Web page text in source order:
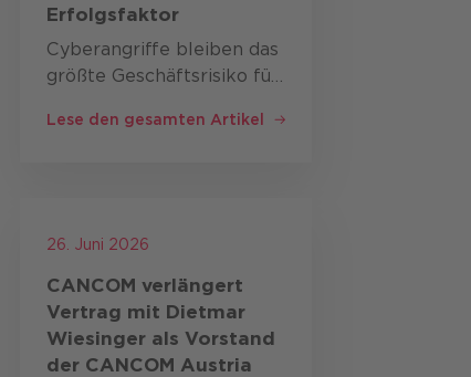
Erfolgsfaktor
Cyberangriffe bleiben das
größte Geschäftsrisiko für
Gleichzeitig verändern
und neue …
Lese den gesamten Artikel
26. Juni 2026
CANCOM verlängert
Vertrag mit Dietmar
Wiesinger als Vorstand
der CANCOM Austria